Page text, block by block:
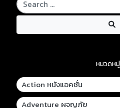
หมวดหมู่
Action หนังแอคชั่น
Adventure ผจญภัย